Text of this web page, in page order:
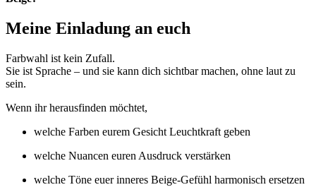
Meine Einladung an euch
Farbwahl ist kein Zufall.
Sie ist Sprache – und sie kann dich sichtbar machen, ohne laut zu
sein.
Wenn ihr herausfinden möchtet,
welche Farben eurem Gesicht Leuchtkraft geben
welche Nuancen euren Ausdruck verstärken
welche Töne euer inneres Beige-Gefühl harmonisch ersetzen